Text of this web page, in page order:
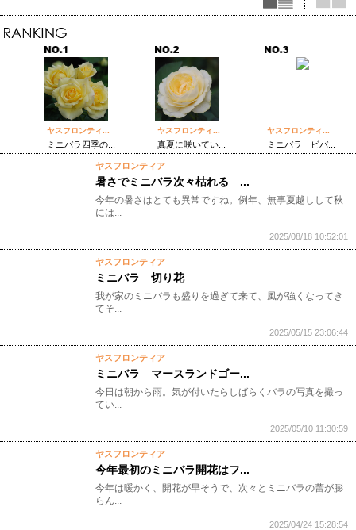
ヤスフロンティ...
ミニバラ四季の...
ヤスフロンティ...
真夏に咲いてい...
ヤスフロンティ...
ミニバラ ビバ...
ヤスフロンティア
暑さでミニバラ次々枯れる ...
今年の暑さはとても異常ですね。例年、無事夏越しして秋
には...
2025/08/18 10:52:01
ヤスフロンティア
ミニバラ 切り花
我が家のミニバラも盛りを過ぎて来て、風が強くなってき
てそ...
2025/05/15 23:06:44
ヤスフロンティア
ミニバラ マースランドゴー...
今日は朝から雨。気が付いたらしばらくバラの写真を撮っ
てい...
2025/05/10 11:30:59
ヤスフロンティア
今年最初のミニバラ開花はフ...
今年は暖かく、開花が早そうで、次々とミニバラの蕾が膨
らん...
2025/04/24 15:28:54